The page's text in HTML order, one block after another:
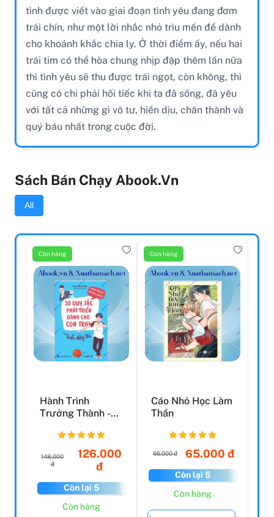
tình được viết vào giai đoạn tình yêu đang đơm
trái chín, như một lời nhắc nhỏ trìu mến để dành
cho khoảnh khắc chia ly. Ở thời điểm ấy, nếu hai
trái tim có thể hòa chung nhịp đập thêm lần nữa
thì tình yêu sẽ thu được trái ngọt, còn không, thì
cũng có chi phải hối tiếc khi ta đã sống, đã yêu
với tất cả những gì vô tư, hiền dịu, chân thành và
quý báu nhất trong cuộc đời.
Sách Bán Chạy Abook.vn
All
Còn hàng
Hành Trình
Trưởng Thành -
Triển Dà...
148.000
đ
126.000
đ
Còn lại 5
Còn hàng
Còn hàng
Cáo Nhỏ Học Làm
Thần
66.000 đ 65.000 đ
Còn lại 5
Còn hàng